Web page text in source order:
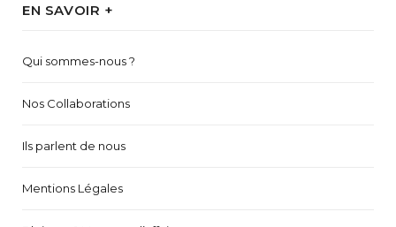
EN SAVOIR +
Qui sommes-nous ?
Nos Collaborations
Ils parlent de nous
Mentions Légales